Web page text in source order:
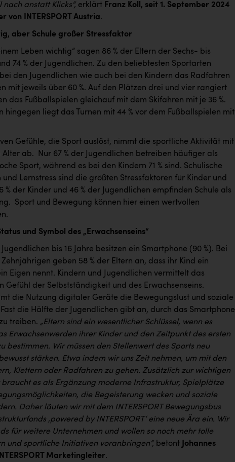
nach anstatt Klicks“, erklärt Franz Koll, seit 1. September 2024
von INTERSPORT Austria.
aber Schule großer Stressfaktor
Leben wichtig“ sagen 86 % der Eltern der Sechs- bis
74 % der Jugendlichen. Zu den beliebtesten Sportarten
den Jugendlichen wie auch bei den Kindern das Radfahren
mit jeweils über 60 %. Auf den Plätzen drei und vier rangiert
das Fußballspielen gleichauf mit dem Skifahren mit je 36 %.
hingegen liegt das Turnen mit 44 % vor dem Fußballspielen mit
Gefühle, die Sport auslöst, nimmt die sportliche Aktivität mit
ab. ​ Nur 67 % der Jugendlichen betreiben häufiger als
Sport, während es bei den Kindern 71 % sind. Schulische
Lernstress sind die größten Stressfaktoren für Kinder und
% der Kinder und 46 % der Jugendlichen empfinden Schule als
Sport und Bewegung können hier einen wertvollen
und Symbol des „Erwachsenseins“
Jugendlichen bis 16 Jahre besitzen ein Smartphone (90 %). Bei
geben 58 % der Eltern an, dass ihr Kind ein
Eigen nennt. Kindern und Jugendlichen vermittelt das
Gefühl der Selbstständigkeit und des Erwachsenseins.
die Nutzung digitaler Geräte die Bewegungslust und soziale
Fast die Hälfte der Jugendlichen gibt an, durch das Smartphone
treiben.
„Eltern sind ein wesentlicher Schlüssel, wenn es
Erwachsenwerden ihrer Kinder und den Zeitpunkt des ersten
bestimmen. Wir müssen den Stellenwert des Sports neu
stärken. Etwa indem wir uns Zeit nehmen, um mit den
Klettern oder Radfahren zu gehen. Zusätzlich zur wichtigen
braucht es als Ergänzung moderne Infrastruktur, Spielplätze
die Begeisterung wecken und soziale
Daher läuten wir mit dem INTERSPORT Bewegungsbus
‚powered by INTERSPORT‘ eine neue Ära ein. Wir
für weitere Unternehmen und wollen so noch mehr tolle
und sportliche Initiativen voranbringen“, betont
Johannes
Marketingleiter.